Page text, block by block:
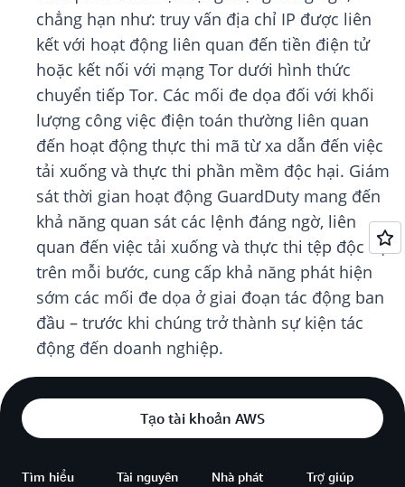
chẳng hạn như: truy vấn địa chỉ IP được liên
kết với hoạt động liên quan đến tiền điện tử
hoặc kết nối với mạng Tor dưới hình thức
chuyển tiếp Tor. Các mối đe dọa đối với khối
lượng công việc điện toán thường liên quan
đến hoạt động thực thi mã từ xa dẫn đến việc
tải xuống và thực thi phần mềm độc hại. Giám
sát thời gian hoạt động GuardDuty mang đến
khả năng quan sát các lệnh đáng ngờ, liên
quan đến việc tải xuống và thực thi tệp độc hại
trên mỗi bước, cung cấp khả năng phát hiện
sớm các mối đe dọa ở giai đoạn tác động ban
đầu – trước khi chúng trở thành sự kiện tác
động đến doanh nghiệp.
Tạo tài khoản AWS
Tìm hiểu Tài nguyên
Nhà phát
Trợ giúp